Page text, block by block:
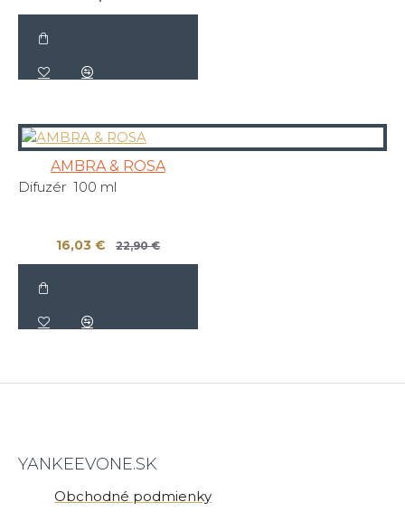
AMBRA & ROSA
Difuzér 100 ml
16,03 € 22,90 €
YANKEEVONE.SK
Obchodné podmienky